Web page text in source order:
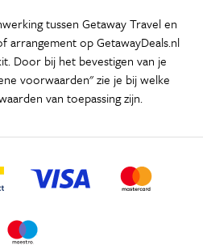
tussen Getaway Travel en
arrangement op GetawayDeals.nl
Door bij het bevestigen van je
voorwaarden" zie je bij welke
van toepassing zijn.